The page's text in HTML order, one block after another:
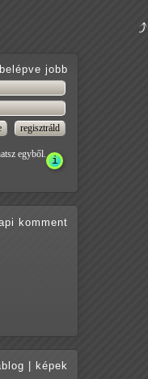
belépve jobb
egyből.
komment
képek